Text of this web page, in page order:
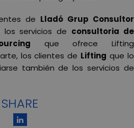
de Lladó Grup Consultor
servicios de consultoria de
que ofrece Lifting
los clientes de Lifting que lo
también de los servicios de
SHARE